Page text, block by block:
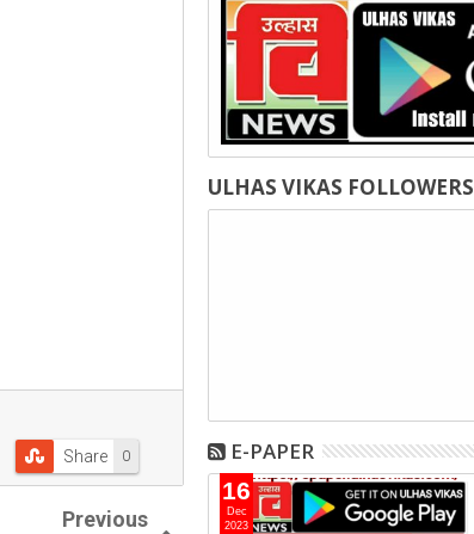
0
Share
Previous
ULHAS VIKAS FOLLOWERS
E-PAPER
16
Dec
2023